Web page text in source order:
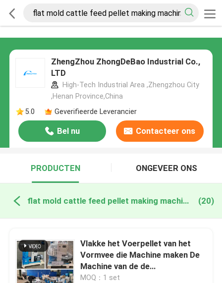
ZhengZhou ZhongDeBao Industrial Co.,
LTD
High-Tech Industrial Area ,Zhengzhou City
,Henan Province,China
5.0
Geverifieerde Leverancier
Bel nu Contacteer ons
PRODUCTEN ONGEVEER ONS
flat mold cattle feed pellet making machine online fabricage (20)
Vlakke het Voerpellet van het
Vormvee die Machine maken De
Machine van de de
Dierenvoerkorrel van de
MOQ：1 set